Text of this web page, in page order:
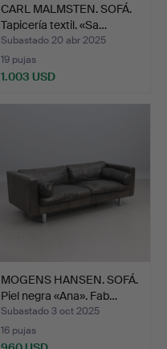
CARL MALMSTEN. SOFÁ.
Tapicería textil. «Sa…
Subastado 20 abr 2025
19 pujas
1.003 USD
MOGENS HANSEN. SOFÁ.
Piel negra «Ana». Fab…
Subastado 3 oct 2025
16 pujas